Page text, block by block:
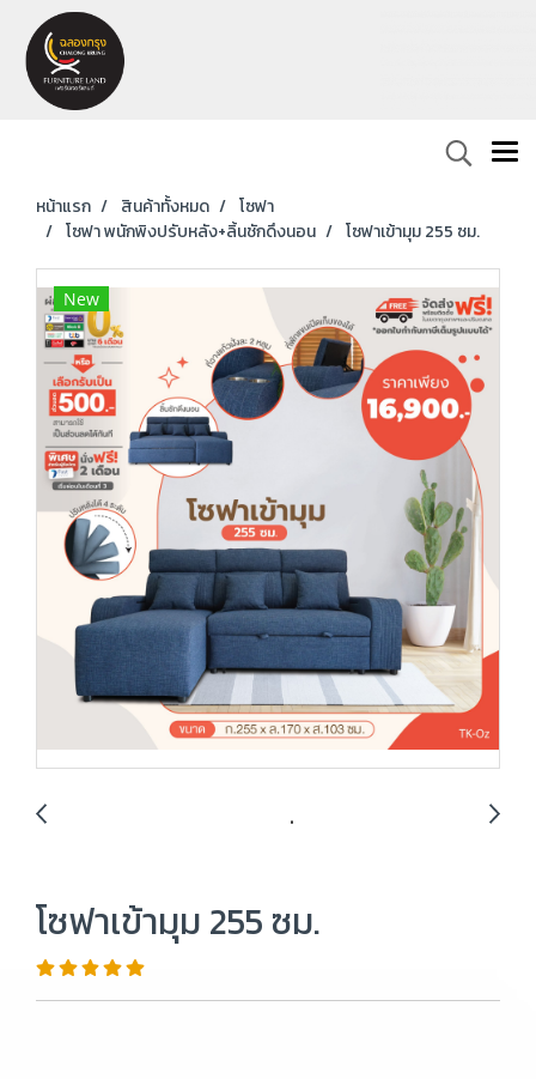
หน้าแรก สินค้าทั้งหมด
โซฟา
โซฟา พนักพิงปรับหลัง+ลิ้นชักดึงนอน
โซฟาเข้ามุม 255 ซม.
New
โซฟาเข้ามุม 255 ซม.